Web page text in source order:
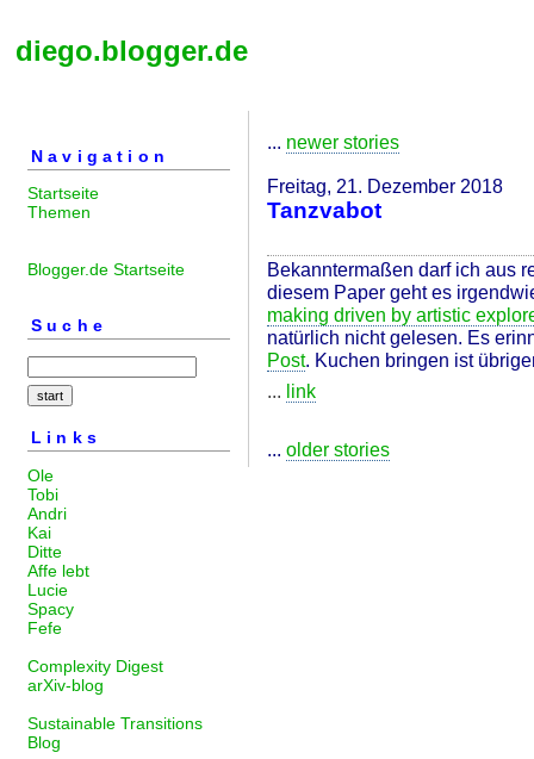
diego.blogger.de
Navigation
Startseite
Themen
Blogger.de Startseite
Suche
Links
Ole
Tobi
Andri
Kai
Ditte
Affe lebt
Lucie
Spacy
Fefe
Complexity Digest
arXiv-blog
Sustainable Transitions
Blog
... newer stories
Freitag, 21. Dezember 2018
Tanzvabot
Bekanntermaßen darf ich aus
diesem Paper geht es
making driven by artistic
natürlich nicht gelesen. Es
Post. Kuchen bringen ist
... link
... older stories